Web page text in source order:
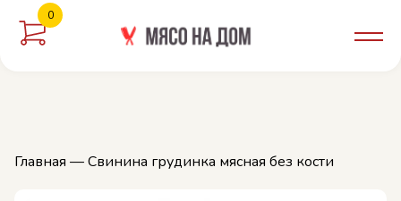
0
Главная — Свинина грудинка мясная без кости